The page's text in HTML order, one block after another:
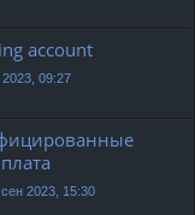
account
09:27
сен 2023, 15:30